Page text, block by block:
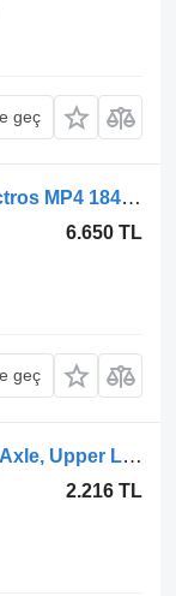
geç
Mercedes-Benz Actros MP4 Antos Arocs (2012-) çekici için Mercedes-Benz Actros MP4 1840 (01.12-) A9603206411
6.650 TL
geç
Mercedes-Benz Actros MP4 Antos Arocs (2012-) çekici için Bump Stop, Front Axle, Upper L=R Mercedes-Benz Actros MP4 1840 (01.12-) 9609980641
2.216 TL